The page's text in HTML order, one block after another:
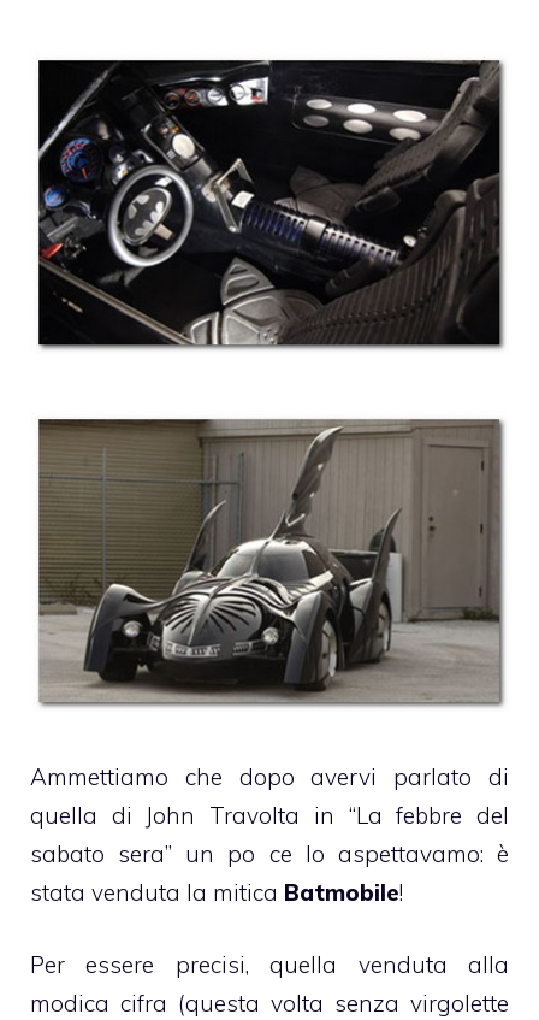
Ammettiamo che dopo avervi parlato di
quella di John Travolta in “La febbre del
sabato sera” un po ce lo aspettavamo: è
stata venduta la mitica Batmobile!
Per essere precisi, quella venduta alla
modica cifra (questa volta senza virgolette